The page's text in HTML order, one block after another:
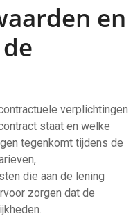
en
verplichtingen
staat en welke
tegenkomt tijdens de
die aan de lening
zorgen dat de